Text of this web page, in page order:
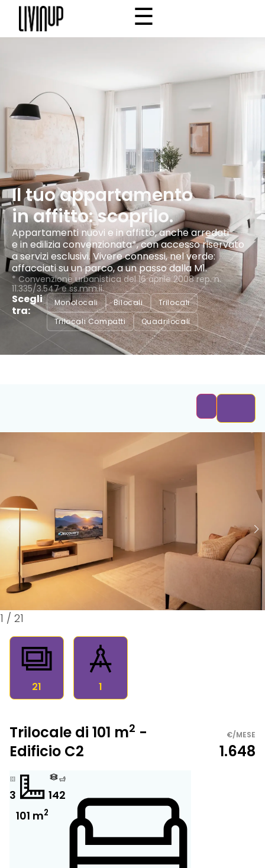
Community
Why Livinup
☰
Il tuo appartamento
in affitto: scoprilo.
Appartamenti nuovi e in affitto, anche arredati
e in edilizia convenzionata*, con accesso riservato
a servizi esclusivi. Vivere connessi, nel verde:
affacciati su un parco, a un passo dalla M1.
* Convenzione urbanistica del 16 aprile 2008 rep. n.
11.335/3.547 e ss.mm.ii.
Scegli
tra:
Monolocali Bilocali
Trilocali
Trilocali Compatti
Quadrilocali
1 / 21
21 1
Trilocale di 101 m2 -
Edificio C2
€/MESE
1.648
3
101 m2
142